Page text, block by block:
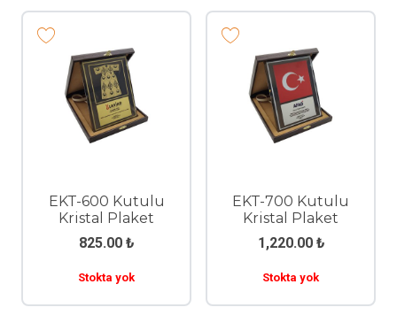
EKT-600 Kutulu
Kristal Plaket
825.00 ₺
Stokta yok
EKT-700 Kutulu
Kristal Plaket
1,220.00 ₺
Stokta yok